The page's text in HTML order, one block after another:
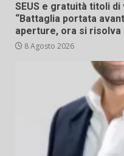
SEUS e gratuità titoli di
“Battaglia portata
aperture, ora si risolva
8 Agosto 2026